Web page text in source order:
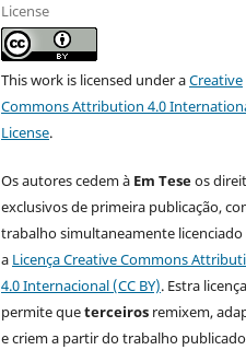
License
This work is licensed under aCreative
Commons Attribution 4.0
License.
Os autores cedem à Em Teseos
exclusivos de primeira publicação,
trabalho simultaneamente licenciado
a Licença Creative Commons
4.0 Internacional (CC BY). Estra licença
permite queterceiros remixem,
e criem a partir do trabalho